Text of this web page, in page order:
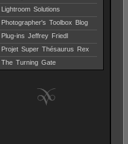
Lightroom Solutions
Photographer's Toolbox Blog
Plug-ins Jeffrey Friedl
Projet Super Thésaurus Rex
The Turning Gate